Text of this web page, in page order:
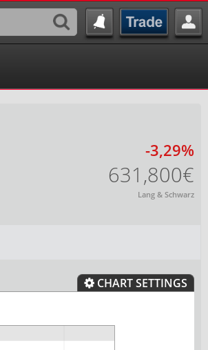
-3,29%
631,800€
Lang & Schwarz
CHART SETTINGS